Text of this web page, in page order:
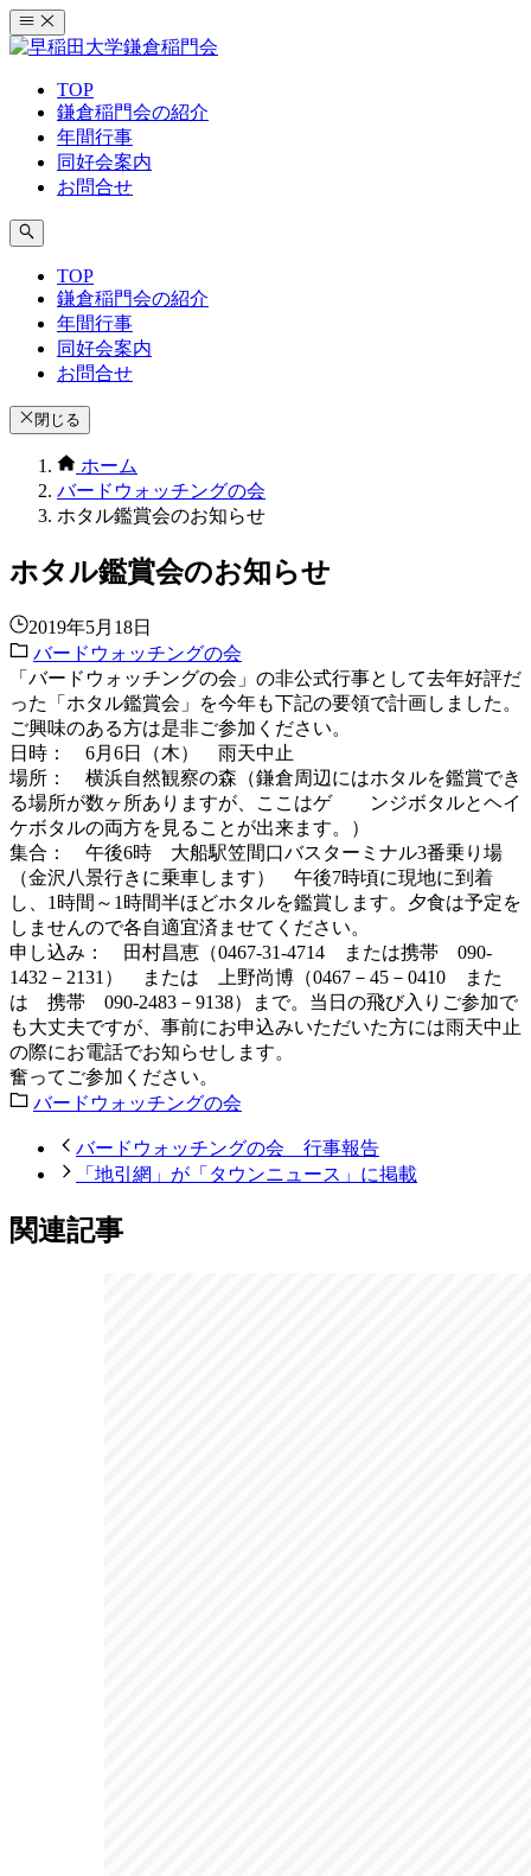
コ
ン
ッ
プ
TOP
鎌倉稲門会の紹介
年間行事
同好会案内
お問合せ
TOP
鎌倉稲門会の紹介
年間行事
同好会案内
お問合せ
閉じる
ホーム
バードウォッチングの会
ホタル鑑賞会のお知らせ
ホタル鑑賞会のお知らせ
2019年5月18日
バードウォッチングの会
「バードウォッチングの会」の非公式行事として去年好評だ
った「ホタル鑑賞会」を今年も下記の要領で計画しました。
ご興味のある方は是非ご参加ください。
日時： 6月6日（木） 雨天中止
場所： 横浜自然観察の森（鎌倉周辺にはホタルを鑑賞でき
る場所が数ヶ所ありますが、ここはゲ ンジボタルとヘイ
ケボタルの両方を見ることが出来ます。）
集合： 午後6時 大船駅笠間口バスターミナル3番乗り場
（金沢八景行きに乗車します） 午後7時頃に現地に到着
し、1時間～1時間半ほどホタルを鑑賞します。夕食は予定を
しませんので各自適宜済ませてください。
申し込み： 田村昌恵（0467‐31‐4714 または携帯 090-
1432－2131） または 上野尚博（0467－45－0410 また
は 携帯 090-2483－9138）まで。当日の飛び入りご参加で
も大丈夫ですが、事前にお申込みいただいた方には雨天中止
の際にお電話でお知らせします。
奮ってご参加ください。
バードウォッチングの会
バードウォッチングの会 行事報告
「地引網」が「タウンニュース」に掲載
関連記事